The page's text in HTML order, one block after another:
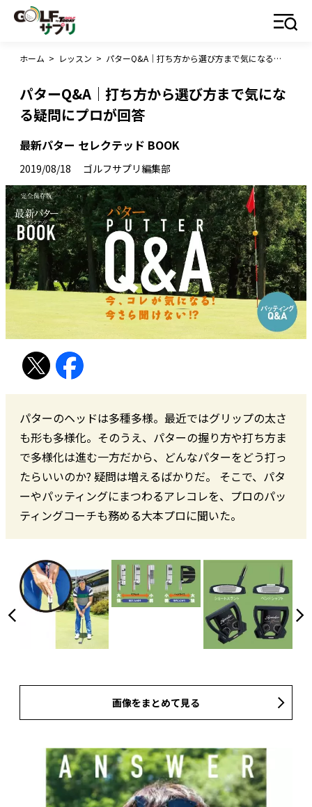
ホーム > レッスン > パターQ&A｜打ち方から選び方まで気になる疑問にプロが回答
パターQ&A｜打ち方から選び方まで気にな
る疑問にプロが回答
最新パター セレクテッド BOOK
2019/08/18 ゴルフサプリ編集部
パターのヘッドは多種多様。最近ではグリップの太さ
も形も多様化。そのうえ、パターの握り方や打ち方ま
で多様化は進む一方だから、どんなパターをどう打っ
たらいいのか? 疑問は増えるばかりだ。 そこで、パタ
ーやパッティングにまつわるアレコレを、プロのパッ
ティングコーチも務める大本プロに聞いた。
画像をまとめて見る